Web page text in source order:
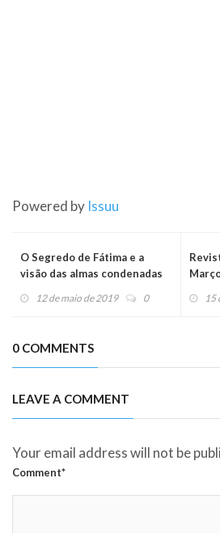
Powered by Issuu
O Segredo de Fátima e a
visão das almas condenadas
12 de maio de 2019 0 15
0 COMMENTS
LEAVE A COMMENT
Your email address will not be
Comment*